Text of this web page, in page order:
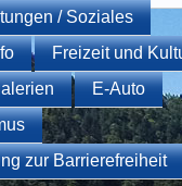
/ Soziales
Freizeit und
E-Auto
zur Barrierefreiheit